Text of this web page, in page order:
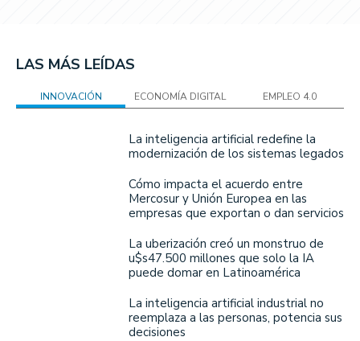
LAS MÁS LEÍDAS
INNOVACIÓN ECONOMÍA DIGITAL EMPLEO 4.0
La inteligencia artificial redefine la
modernización de los sistemas legados
Cómo impacta el acuerdo entre
Mercosur y Unión Europea en las
empresas que exportan o dan servicios
La uberización creó un monstruo de
u$s47.500 millones que solo la IA
puede domar en Latinoamérica
La inteligencia artificial industrial no
reemplaza a las personas, potencia sus
decisiones